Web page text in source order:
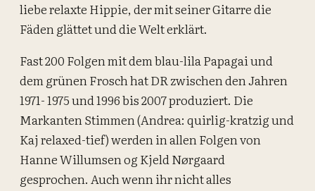
liebe relaxte Hippie, der mit seiner Gitarre die
Fäden glättet und die Welt erklärt.
Fast 200 Folgen mit dem blau-lila Papagai und
dem grünen Frosch hat DR zwischen den Jahren
1971- 1975 und 1996 bis 2007 produziert. Die
Markanten Stimmen (Andrea: quirlig-kratzig und
Kaj relaxed-tief) werden in allen Folgen von
Hanne Willumsen og Kjeld Nørgaard
gesprochen. Auch wenn ihr nicht alles